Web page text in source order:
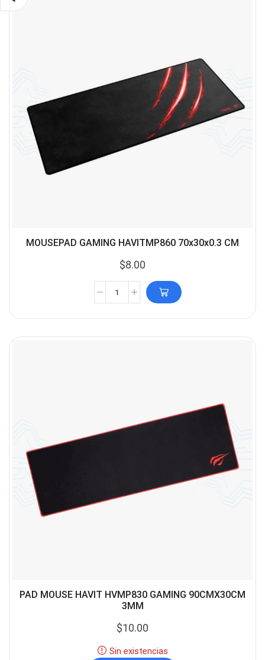
MOUSEPAD GAMING HAVITMP860 70x30x0.3 CM
$8.00
PAD MOUSE HAVIT HVMP830 GAMING 90CMX30CM
3MM
$10.00
Sin existencias